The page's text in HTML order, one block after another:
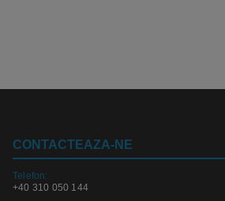
CONTACTEAZA-NE
Telefon:
+40 310 050 144